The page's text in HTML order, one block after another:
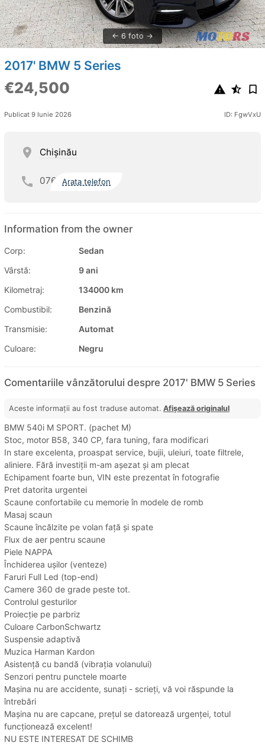
6 foto
2017' BMW 5 Series
€24,500
Publicat 9 Iunie 2026 ID: FgwVxU
Chişinău
076 Arata telefon
Information from the owner
Corp:
Sedan
Vârstă:
9 ani
Kilometraj:
134000 km
Combustibil:
Benzină
Transmisie:
Automat
Culoare:
Negru
Comentariile vânzătorului despre 2017' BMW 5 Series
Aceste informații au fost traduse automat. Afișează originalul
BMW 540i M SPORT. (pachet M)
Stoc, motor B58, 340 CP, fara tuning, fara modificari
In stare excelenta, proaspat service, bujii, uleiuri, toate filtrele,
aliniere. Fără investiții m-am așezat și am plecat
Echipament foarte bun, VIN este prezentat în fotografie
Pret datorita urgentei
Scaune confortabile cu memorie în modele de romb
Masaj scaun
Scaune încălzite pe volan față și spate
Flux de aer pentru scaune
Piele NAPPA
Închiderea ușilor (venteze)
Faruri Full Led (top-end)
Camere 360 de grade peste tot.
Controlul gesturilor
Proiecție pe parbriz
Culoare CarbonSchwartz
Suspensie adaptivă
Muzica Harman Kardon
Asistență cu bandă (vibrația volanului)
Senzori pentru punctele moarte
Mașina nu are accidente, sunați - scrieți, vă voi răspunde la
întrebări
Mașina nu are capcane, prețul se datorează urgenței, totul
funcționează excelent!
NU ESTE INTERESAT DE SCHIMB